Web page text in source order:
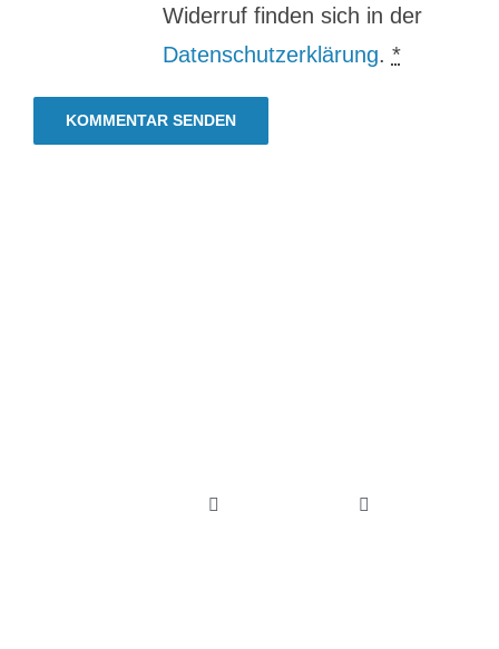
Widerruf finden sich in der
Datenschutzerklärung. *
Toggle
Toggle